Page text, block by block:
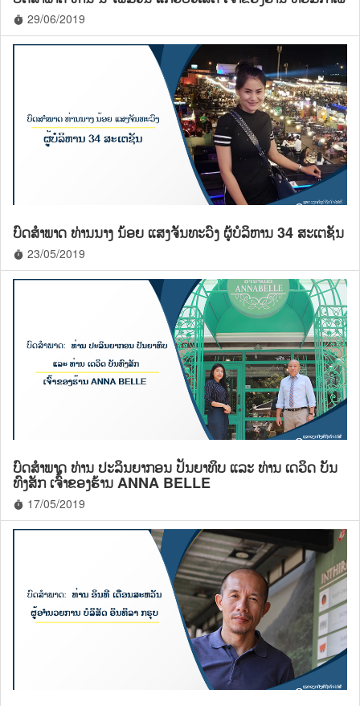
timer 29/06/2019
ບົດສຳພາດ ທ່ານນາງ ນ້ອຍ ແສງຈັນທະວົງ ຜູ້ບໍລິຫານ 34 ສະເຕຊັນ
timer 23/05/2019
ບົດສຳພາດ ທ່ານ ປະລິນຍາກອນ ປັນຍາທິບ ແລະ ທ່ານ ເດວິດ ບັນ
ທົງສັກ ເຈົ້າຂອງຮ້ານ ANNA BELLE
timer 17/05/2019